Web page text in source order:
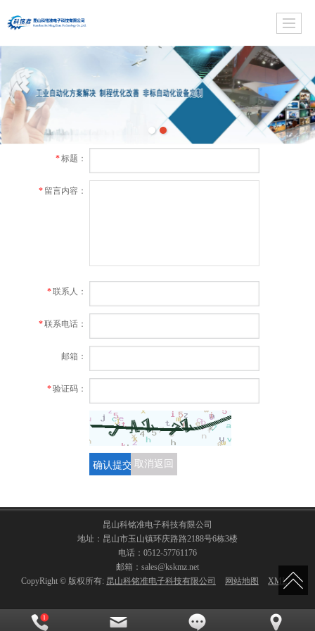
*标题：
* 留言内容：
*联系人：
*联系电话：
邮箱：
*验证码：
确认提交 取消返回
昆山科铭准电子科技有限公司
地址：昆山市玉山镇环庆路路2188号6栋3楼
电话：0512-57761176
邮箱：sales@kskmz.net
CopyRight © 版权所有: 昆山科铭准电子科技有限公司 网站地图 XML